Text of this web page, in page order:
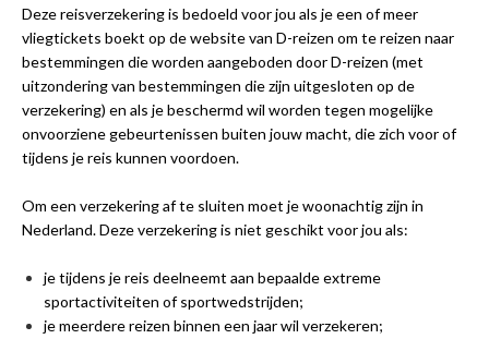
Deze reisverzekering is bedoeld voor jou als je een of meer
vliegtickets boekt op de website van D-reizen om te reizen naar
bestemmingen die worden aangeboden door D-reizen (met
uitzondering van bestemmingen die zijn uitgesloten op de
verzekering) en als je beschermd wil worden tegen mogelijke
onvoorziene gebeurtenissen buiten jouw macht, die zich voor of
tijdens je reis kunnen voordoen.
Om een verzekering af te sluiten moet je woonachtig zijn in
Nederland. Deze verzekering is niet geschikt voor jou als:
je tijdens je reis deelneemt aan bepaalde extreme
sportactiviteiten of sportwedstrijden;
je meerdere reizen binnen een jaar wil verzekeren;